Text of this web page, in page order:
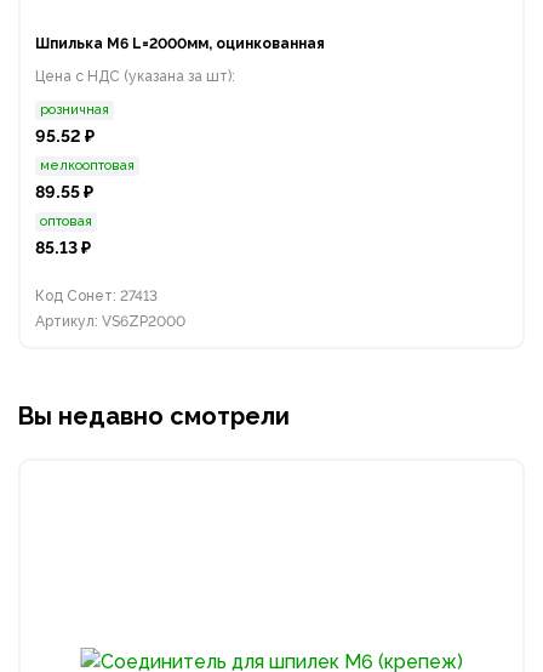
Шпилька М6 L=2000мм, оцинкованная
Цена с НДС (указана за шт):
розничная
95.52 ₽
мелкооптовая
89.55 ₽
оптовая
85.13 ₽
Код Сонет: 27413
Артикул: VS6ZP2000
Вы недавно смотрели